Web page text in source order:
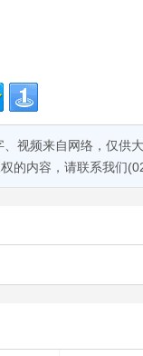
视频来自网络，仅供
的内容，请联系我们